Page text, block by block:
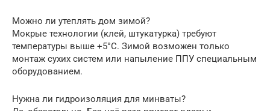
Можно ли утеплять дом зимой?
Мокрые технологии (клей, штукатурка) требуют
температуры выше +5°C. Зимой возможен только
монтаж сухих систем или напыление ППУ специальным
оборудованием.
Нужна ли гидроизоляция для минваты?